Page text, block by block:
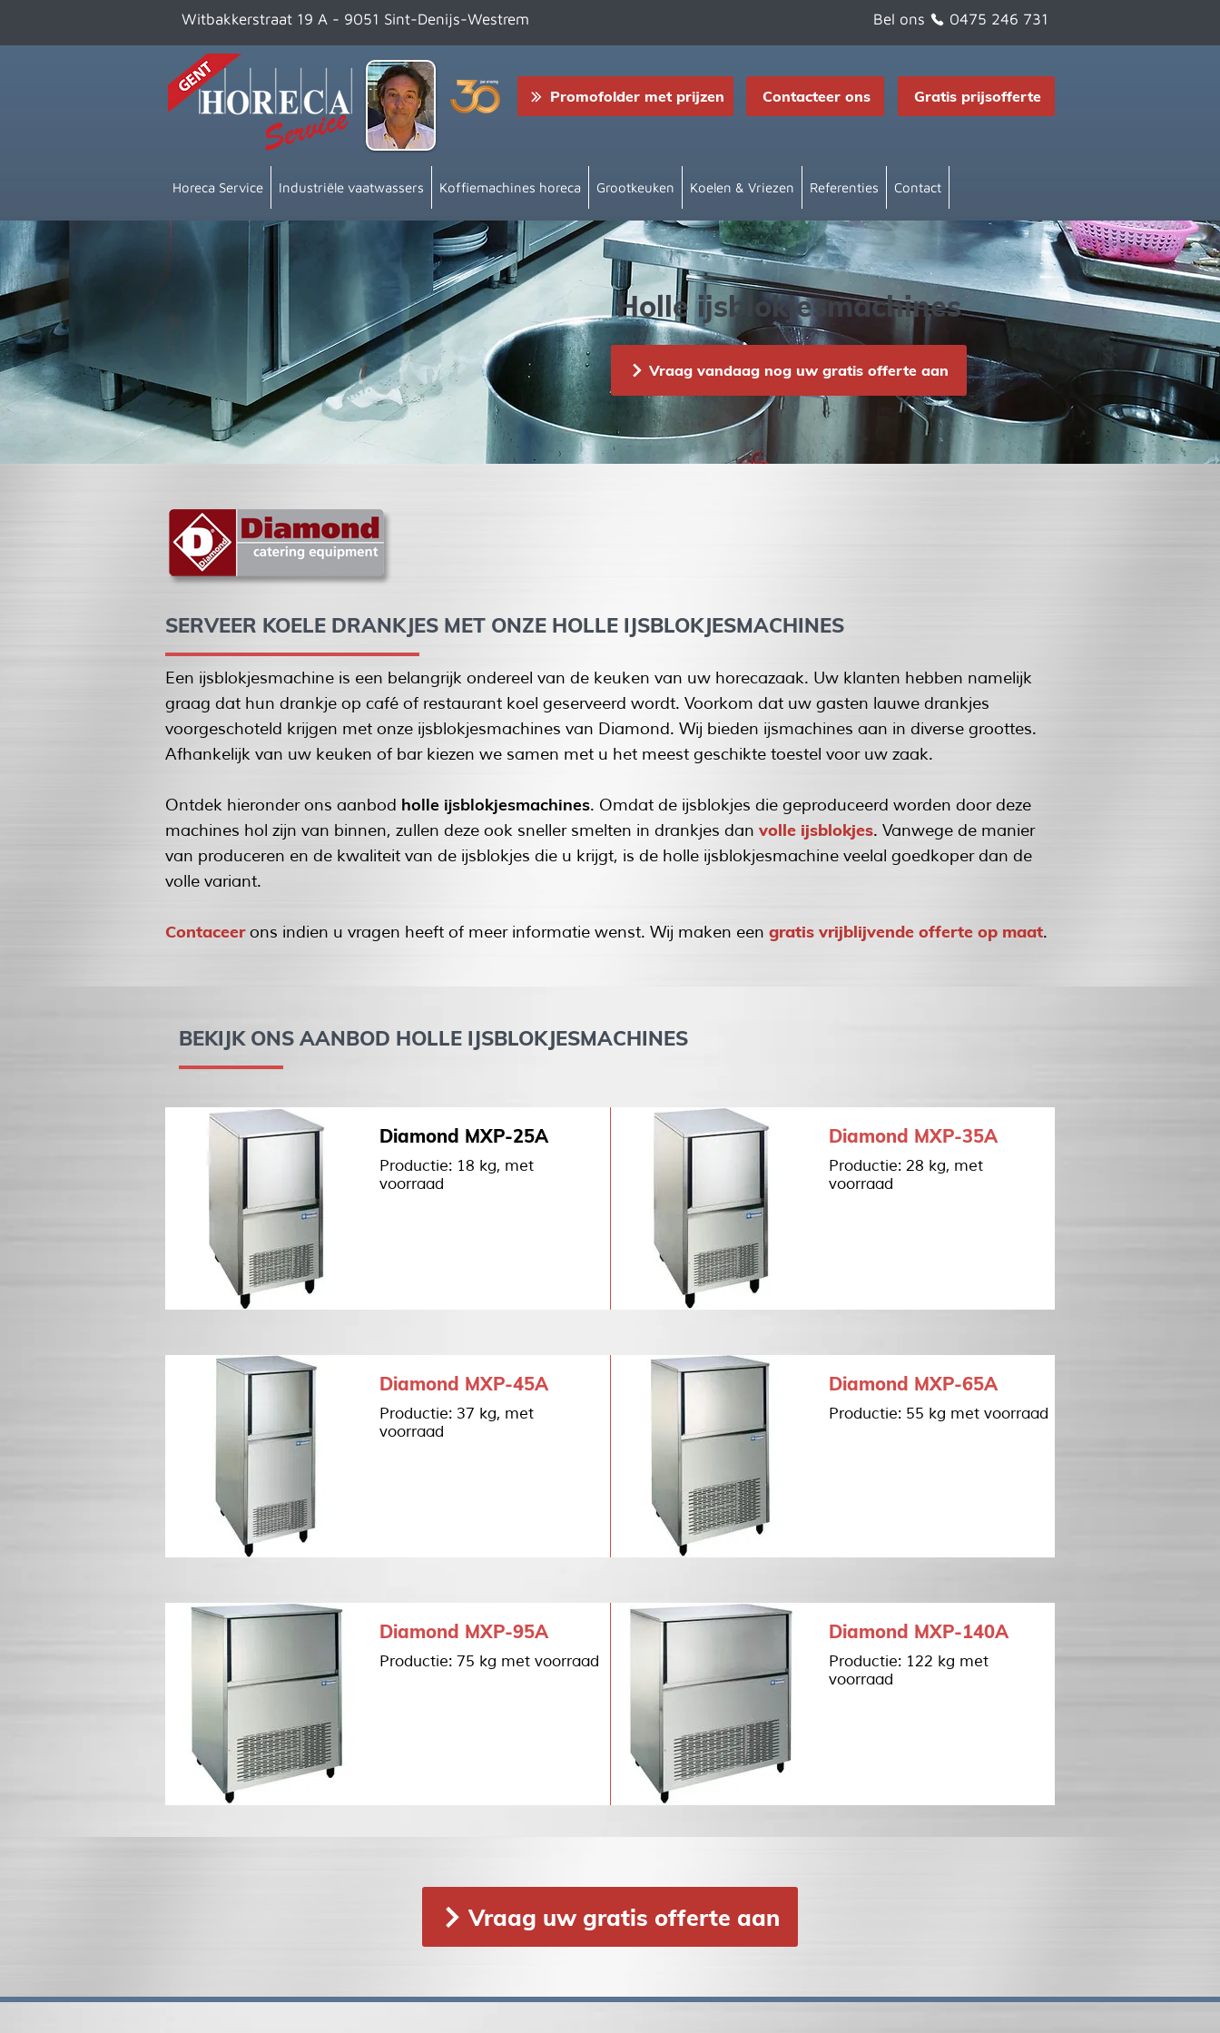
Witbakkerstraat 19 A - 9051 Sint-Denijs-Westrem Bel ons 0475 246 731
Promofolder met prijzen Contacteer ons Gratis prijsofferte
Horeca Service Industriële vaatwassers Koffiemachines horeca Grootkeuken Koelen & Vriezen Referenties Contact
Holle ijsblokjesmachines
Vraag vandaag nog uw gratis offerte aan
SERVEER KOELE DRANKJES MET ONZE HOLLE IJSBLOKJESMACHINES
Een ijsblokjesmachine is een belangrijk ondereel van de keuken van uw horecazaak. Uw klanten hebben namelijk
graag dat hun drankje op café of restaurant koel geserveerd wordt. Voorkom dat uw gasten lauwe drankjes
voorgeschoteld krijgen met onze ijsblokjesmachines van Diamond. Wij bieden ijsmachines aan in diverse groottes.
Afhankelijk van uw keuken of bar kiezen we samen met u het meest geschikte toestel voor uw zaak.
Ontdek hieronder ons aanbod holle ijsblokjesmachines. Omdat de ijsblokjes die geproduceerd worden door deze
machines hol zijn van binnen, zullen deze ook sneller smelten in drankjes dan volle ijsblokjes. Vanwege de manier
van produceren en de kwaliteit van de ijsblokjes die u krijgt, is de holle ijsblokjesmachine veelal goedkoper dan de
volle variant.
Contaceerons indien u vragen heeft of meer informatie wenst. Wij maken een gratis vrijblijvende offerte op maat.
BEKIJK ONS AANBOD HOLLE IJSBLOKJESMACHINES
Diamond MXP-25A
Productie: 18 kg, met
voorraad
Diamond MXP-35A
Productie: 28 kg, met
voorraad
Diamond MXP-45A
Productie: 37 kg, met
voorraad
Diamond MXP-65A
Productie: 55 kg met voorraad
Diamond MXP-95A
Productie: 75 kg met voorraad
Diamond MXP-140A
Productie: 122 kg met
voorraad
Vraag uw gratis offerte aan